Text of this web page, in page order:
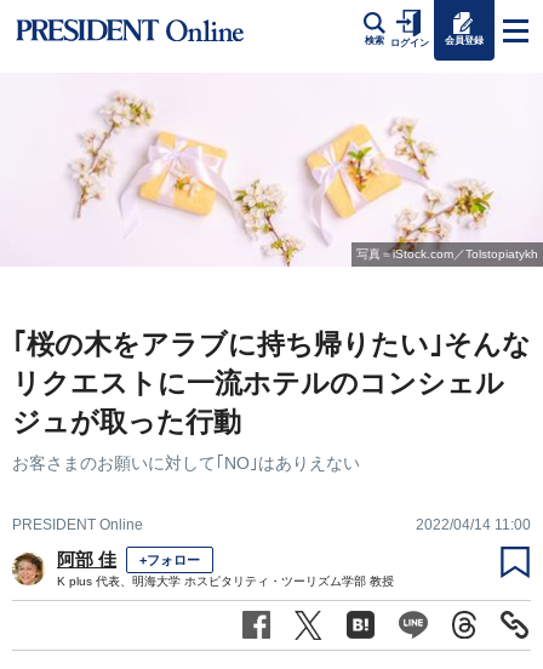
検索 ログイン 会員登録
写真＝iStock.com／Tolstopiatykh
｢桜の木をアラブに持ち帰りたい｣そんな
リクエストに一流ホテルのコンシェル
ジュが取った行動
お客さまのお願いに対して｢NO｣はありえない
PRESIDENT Online 2022/04/14 11:00
阿部 佳 +フォロー
K plus 代表、明海大学 ホスピタリティ・ツーリズム学部 教授